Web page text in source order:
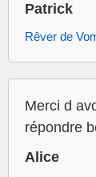
Patrick
Rêver de
Merci d
répondre
Alice